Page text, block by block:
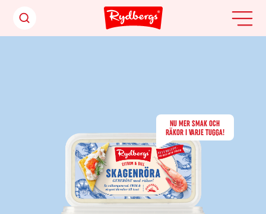
NU MER SMAK OCH
RÄKOR I VARJE TUGGA!